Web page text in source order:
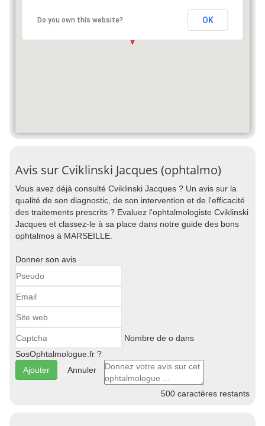
Do you own this website? OK
Avis sur Cviklinski Jacques (ophtalmo)
Vous avez déjà consulté Cviklinski Jacques ? Un avis sur la
qualité de son diagnostic, de son intervention et de l'efficacité
des traitements prescrits ? Evaluez l'ophtalmologiste Cviklinski
Jacques et classez-le à sa place dans notre guide des bons
ophtalmos à MARSEILLE.
Donner son avis
Nombre de o dans
SosOphtalmologue.fr ?
Annuler
500 caractères restants